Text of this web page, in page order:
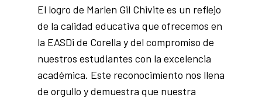
El logro de Marlen Gil Chivite es un reflejo
de la calidad educativa que ofrecemos en
la EASDi de Corella y del compromiso de
nuestros estudiantes con la excelencia
académica. Este reconocimiento nos llena
de orgullo y demuestra que nuestra